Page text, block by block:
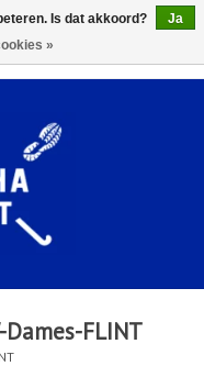
Dames-FLINT
Is dat akkoord?
Ja
»